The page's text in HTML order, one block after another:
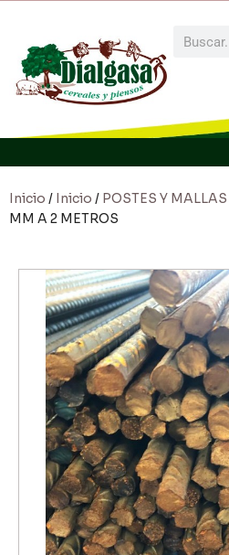
Inicio / Inicio / POSTES Y MALLAS
MM A 2 METROS